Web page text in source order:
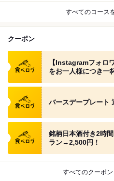
すべてのコース
クーポン
食べログ クーポン
【Instagramフォロ
をお一人様につき一
食べログ クーポン
バースデープレート
食べログ クーポン
銘柄日本酒付き2時
ラン→2,500円！
すべてのクーポン